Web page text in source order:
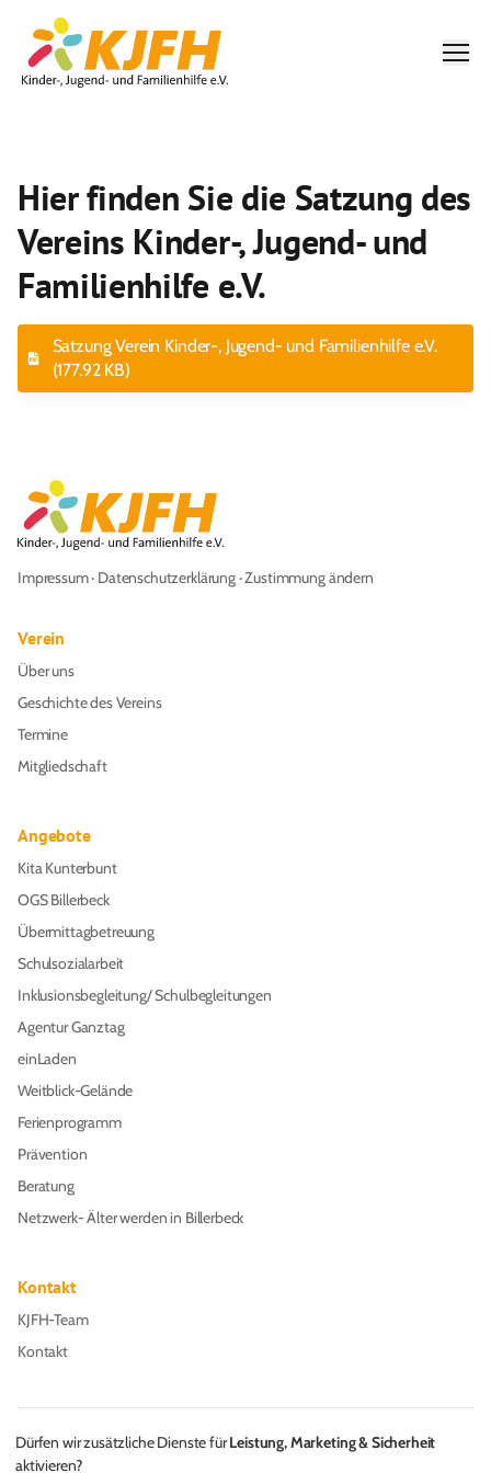
Hier finden Sie die Satzung des
Vereins Kinder-, Jugend- und
Familienhilfe e.V.
Satzung Verein Kinder-, Jugend- und Familienhilfe e.V.
(177.92 KB)
Impressum· Datenschutzerklärung·Zustimmung ändern
Verein
Über uns
Geschichte des Vereins
Termine
Mitgliedschaft
Angebote
Kita Kunterbunt
OGS Billerbeck
Übermittagbetreuung
Schulsozialarbeit
Inklusionsbegleitung/ Schulbegleitungen
Agentur Ganztag
einLaden
Weitblick-Gelände
Ferienprogramm
Prävention
Beratung
Netzwerk- Älter werden in Billerbeck
Kontakt
KJFH-Team
Kontakt
Dürfen wir zusätzliche Dienste fürLeistung, Marketing & Sicherheit
aktivieren?